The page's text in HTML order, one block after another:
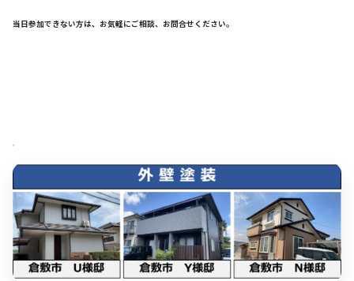
当日参加できない方は、お気軽にご相談、お問合せください。